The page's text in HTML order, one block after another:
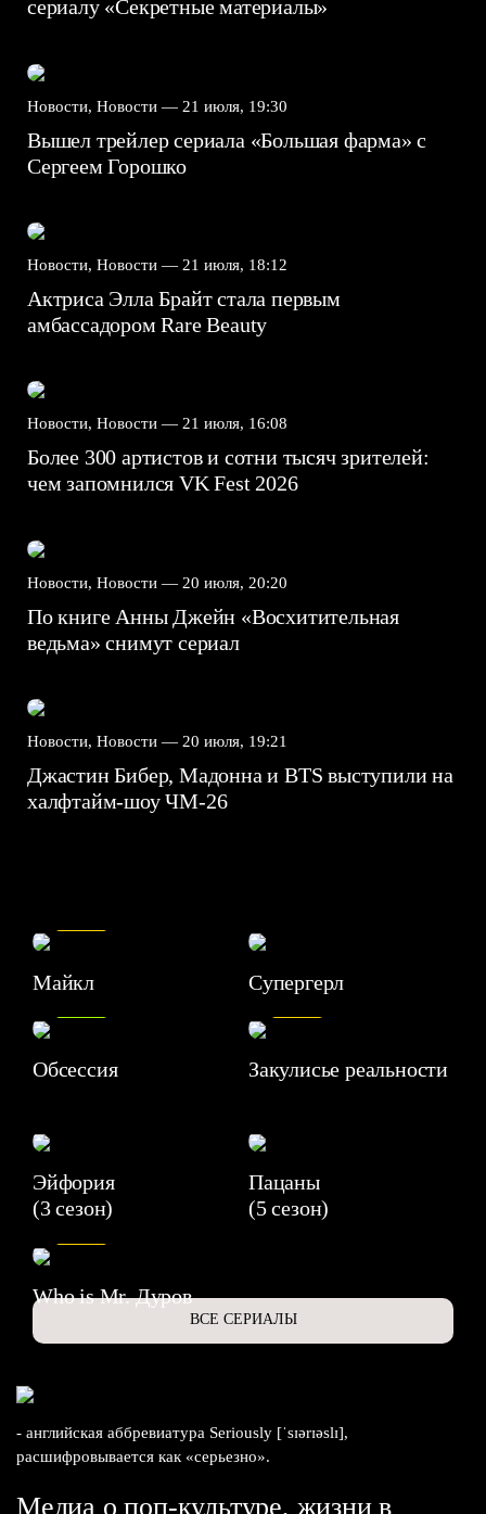
сериалу «Секретные материалы»
Новости, Новости — 21 июля, 19:30
Вышел трейлер сериала «Большая фарма» с
Сергеем Горошко
Новости, Новости — 21 июля, 18:12
Актриса Элла Брайт стала первым
амбассадором Rare Beauty
Новости, Новости — 21 июля, 16:08
Более 300 артистов и сотни тысяч зрителей:
чем запомнился VK Fest 2026
Новости, Новости — 20 июля, 20:20
По книге Анны Джейн «Восхитительная
ведьма» снимут сериал
Новости, Новости — 20 июля, 19:21
Джастин Бибер, Мадонна и BTS выступили на
халфтайм-шоу ЧМ-26
Майкл Супергерл
8.2
Обсессия
7.1
Закулисье реальности
Эйфория
(3 сезон)
Пацаны
(5 сезон)
Who is Mr. Дуров
ВСЕ СЕРИАЛЫ
- английская аббревиатура Seriously [ˈsɪərɪəslɪ],
расшифровывается как «серьезно».
Медиа о поп-культуре, жизни в